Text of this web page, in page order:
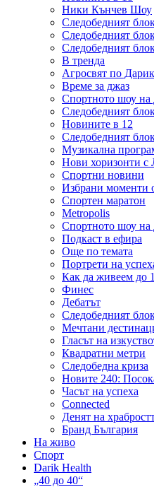
Ники Кънчев Шоу
Следобедният
Следобедният
Следобедният
В тренда
Агросвят по Дарик
Време за джаз
Спортното шоу на
Следобедният
Новините в 12
Следобедният
Музикална
Нови хоризонти с
Спортни новини
Избрани моменти
Спортен маратон
Metropolis
Спортното шоу на
Подкаст в ефира
Още по темата
Портрети на
Как да живеем до
Финес
Дебатът
Следобедният
Мечтани
Гласът на
Квадратни метри
Следобедна криза
Новите 240:
Часът на успеха
Connected
Денят на
Бранд България
На живо
Спорт
Darik Health
„40 до 40“